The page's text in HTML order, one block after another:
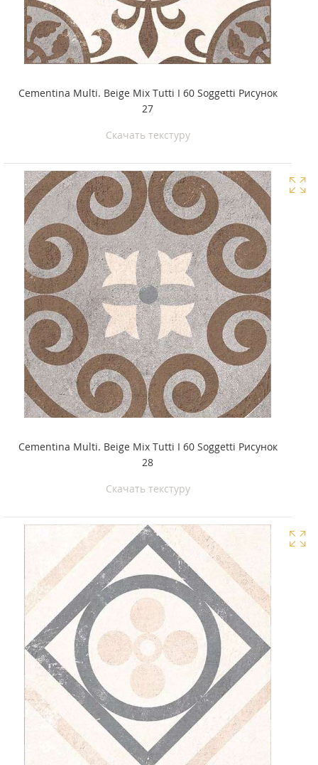
Cementina Multi. Beige Mix Tutti I 60 Soggetti Рисунок
27
Скачать текстуру
Cementina Multi. Beige Mix Tutti I 60 Soggetti Рисунок
28
Скачать текстуру